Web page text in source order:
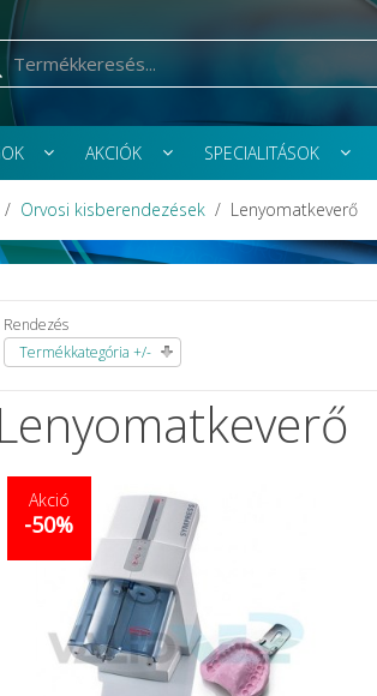
AKCIÓK SPECIALITÁSOK
Orvosi kisberendezések Lenyomatkeverő
Rendezés
Termékkategória +/-
Lenyomatkeverő
Akció
-50%